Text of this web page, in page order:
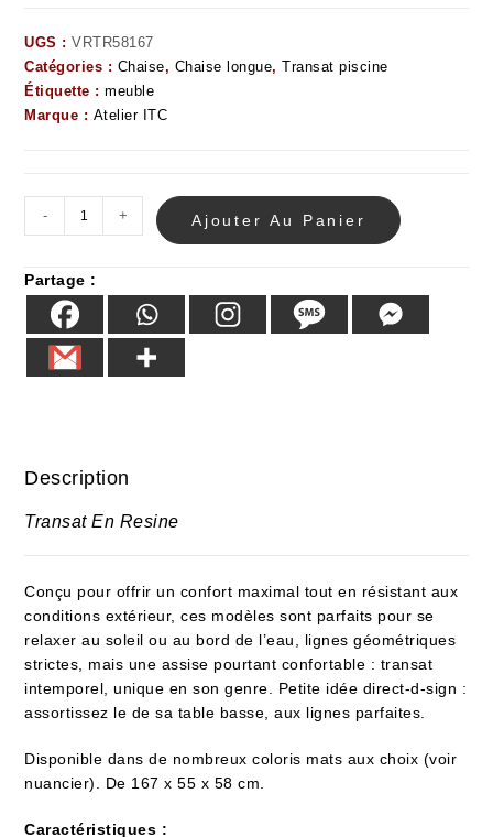
UGS :VRTR58167
Catégories : Chaise, Chaise longue,Transat piscine
Étiquette :meuble
Marque : Atelier ITC
- + Ajouter Au Panier
Partage :
Description
Transat En Resine
Conçu pour offrir un confort maximal tout en résistant aux
conditions extérieur, ces modèles sont parfaits pour se
relaxer au soleil ou au bord de l’eau, lignes géométriques
strictes, mais une assise pourtant confortable : transat
intemporel, unique en son genre. Petite idée direct-d-sign :
assortissez le de sa table basse, aux lignes parfaites.
Disponible dans de nombreux coloris mats aux choix (voir
nuancier). De 167 x 55 x 58 cm.
Caractéristiques :